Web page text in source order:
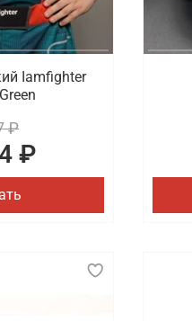
Iamfighter
₽
₽